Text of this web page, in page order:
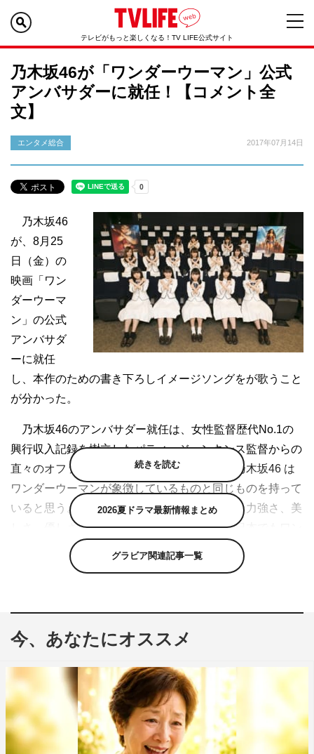
テレビがもっと楽しくなる！TV LIFE公式サイト
乃木坂46が「ワンダーウーマン」公式
アンバサダーに就任！【コメント全
文】
エンタメ総合 2017年07月14日
乃木坂46
が、8月25
日（金）の
映画「ワン
ダーウーマ
ン」の公式
アンバサダ
ーに就任
し、本作のための書き下ろしイメージソングをが歌うこと
が分かった。
乃木坂46のアンバサダー就任は、女性監督歴代No.1の
興行収入記録を樹立したパティ・ジェンキンス監督からの
直々のオファーによるもの。パティ監督は「乃木坂46 は
ワンダーウーマンが象徴しているものと同じものを持って
いると思う。ワンダーウーマンの素晴らしさ、力強さ、美
しさ、優しさ、愛情深さ、偉大さを、そして日本でもワン
ダーウーマンがスーパーヒーローだからといって男性だけ
ではなく、女性をも励ます存在であることも伝えてほし
＜乃木坂46 コメント全文＞
◇映画を観ての感想
■白石麻衣
スーパーヒーロー映画をこんなに面白いと思ったのは初め
ての体験で、とても面白かったです！ワンダーウーマン演
じるガル・ガドットが、強くて美しくて愛にあふれてい
続きを読む
2026夏ドラマ最新情報まとめ
グラビア関連記事一覧
今、あなたにオススメ